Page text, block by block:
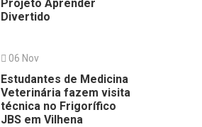
Projeto Aprender
Divertido
06 Nov
Estudantes de Medicina
Veterinária fazem visita
técnica no Frigorífico
JBS em Vilhena